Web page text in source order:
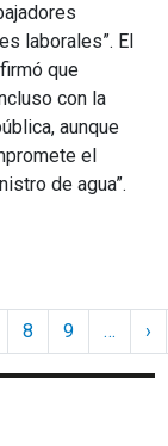
laborales”. El
que
con la
aunque
el
de agua”.
8 9 … ›